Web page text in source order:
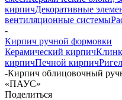
кирпичДекоративные
вентиляционные системы
-
Кирпич ручной формовки
Керамический кирпич
кирпичПечной кирпич
-Кирпич облицовочный
«ПАУС»
Поделиться